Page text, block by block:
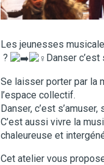
Les jeunesses
?
Danser c’est
Se laisser porter par la
l’espace collectif.
Danser, c’est
C’est aussi vivre la
chaleureuse et
Cet atelier vous